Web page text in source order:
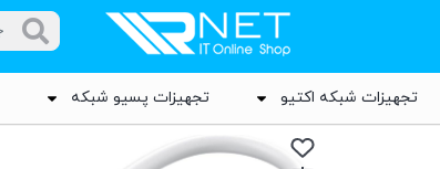
تجهیزات شبکه اکتیو تجهیزات پسیو شبکه